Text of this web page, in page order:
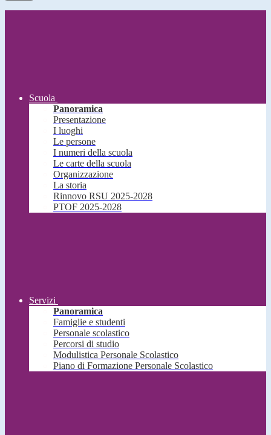
Scuola
Panoramica
Presentazione
I luoghi
Le persone
I numeri della scuola
Le carte della scuola
Organizzazione
La storia
Rinnovo RSU 2025-2028
PTOF 2025-2028
Servizi
Panoramica
Famiglie e studenti
Personale scolastico
Percorsi di studio
Modulistica Personale Scolastico
Piano di Formazione Personale Scolastico